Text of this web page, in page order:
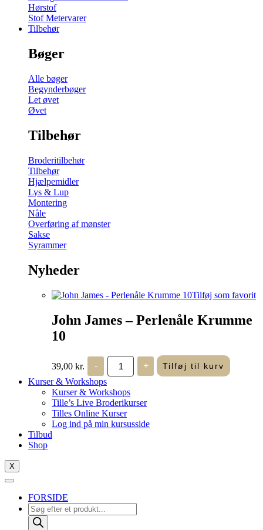
Hørstof
Stof Metervarer
Tilbehør
Bøger
Alle bøger
Begynderbøger
Let øvet
Øvet
Tilbehør
Broderitilbehør
Tilbehør
Hjælpemidler
Lys & Lup
Montering
Nåle
Overføring af mønster
Sakse
Syrammer
Nyheder
Tilføj som favorit
John James – Perlenåle Krumme
10
39,00 kr. -
John
James
-
Perlenåle
Krumme
10
antal
+ Tilføj til kurv
Kurser & Workshops
Kurser & Workshops
Tille’s Live Broderikurser
Tilles Online Kurser
Log ind på min kursusside
Tilbud
Shop
X
FORSIDE
Products
search